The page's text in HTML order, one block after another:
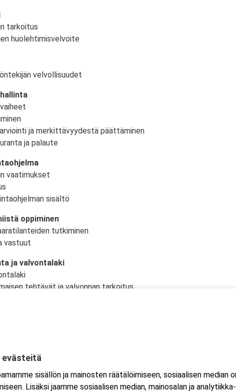
tarkoitus
huolehtimisvelvoite
velvollisuudet
ja merkittävyydestä päättäminen
ja palaute
vaatimukset
sisältö
oppiminen
tutkiminen
vastuut
ja valvontalaki
tehtävät ja valvonnan tarkoitus
sisältö
toimintasuunnitelma
evästeitä
sisällön ja mainosten räätälöimiseen, sosiaalisen median
Lisäksi jaamme sosiaalisen median, mainosalan ja